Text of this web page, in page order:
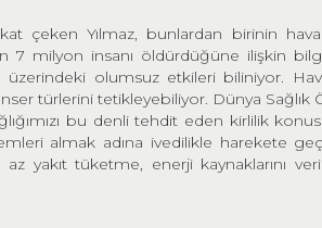
çeken Yılmaz, bunlardan birinin
7 milyon insanı öldürdüğüne ilişkin
üzerindeki olumsuz etkileri biliniyor.
türlerini tetikleyebiliyor. Dünya Sağlık
bu denli tehdit eden kirlilik
almak adına ivedilikle harekete
yakıt tüketme, enerji kaynaklarını